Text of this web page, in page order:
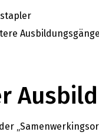
Ausbildungsgänge